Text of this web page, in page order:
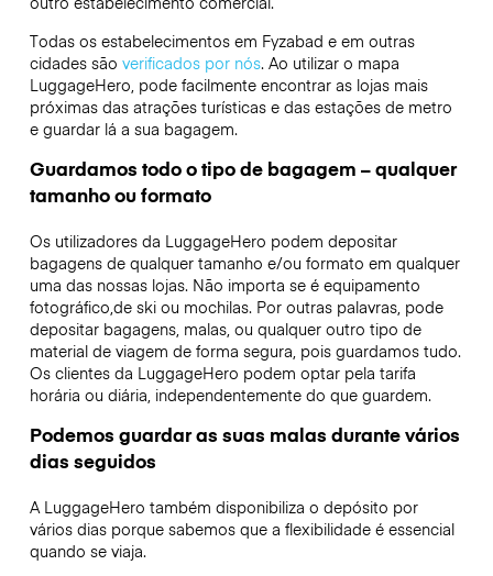
Todas os estabelecimentos em Fyzabad e em outras
cidades são verificados por nós. Ao utilizar o mapa
LuggageHero, pode facilmente encontrar as lojas mais
próximas das atrações turísticas e das estações de metro
e guardar lá a sua bagagem.
Guardamos todo o tipo de bagagem – qualquer
tamanho ou formato
Os utilizadores da LuggageHero podem depositar
bagagens de qualquer tamanho e/ou formato em qualquer
uma das nossas lojas. Não importa se é equipamento
fotográfico,de ski ou mochilas. Por outras palavras, pode
depositar bagagens, malas, ou qualquer outro tipo de
material de viagem de forma segura, pois guardamos tudo.
Os clientes da LuggageHero podem optar pela tarifa
horária ou diária, independentemente do que guardem.
Podemos guardar as suas malas durante vários
dias seguidos
A LuggageHero também disponibiliza o depósito por
vários dias porque sabemos que a flexibilidade é essencial
quando se viaja.